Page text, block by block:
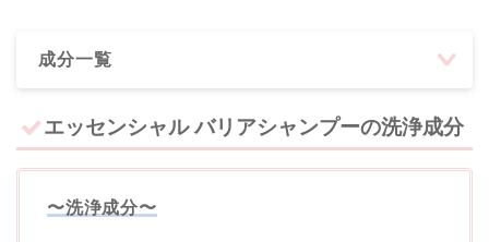
成分一覧
エッセンシャル バリアシャンプーの洗浄成分
〜洗浄成分〜